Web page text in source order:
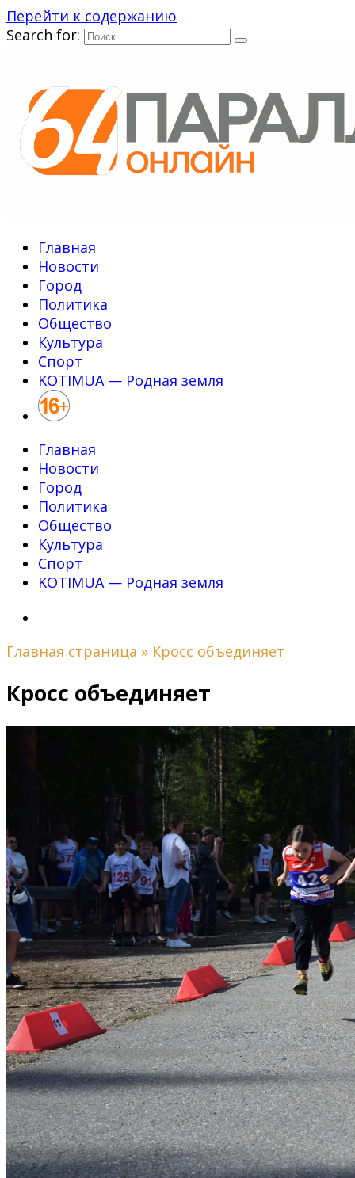
Перейти к содержанию
Search for:
Главная
Новости
Город
Политика
Общество
Культура
Спорт
KOTIMUA — Родная земля
Главная
Новости
Город
Политика
Общество
Культура
Спорт
KOTIMUA — Родная земля
Главная страница » Кросс объединяет
Кросс объединяет